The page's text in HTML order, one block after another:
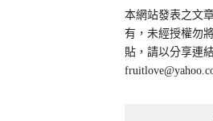
鍵
字:
本網站發表之文
有，未經授權勿
貼，請以分享連